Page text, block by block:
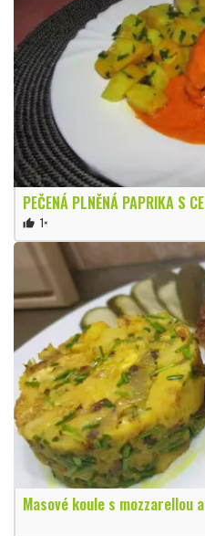
PEČENÁ PLNĚNÁ PAPRIKA S
thumb_up 1×
Masové koule s mozzarellou